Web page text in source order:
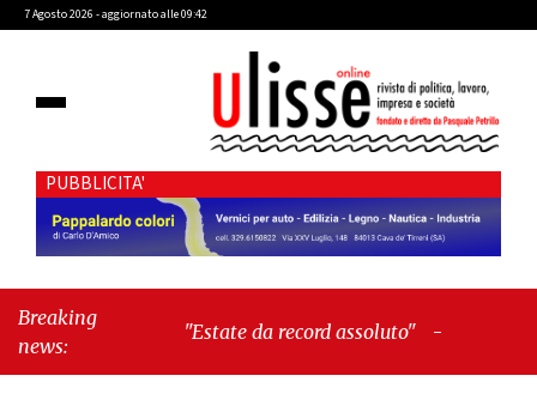
7 Agosto 2026 - aggiornato alle 09:42
PUBBLICITA'
Breaking
news:
"Estate da record assoluto" -"Francesco